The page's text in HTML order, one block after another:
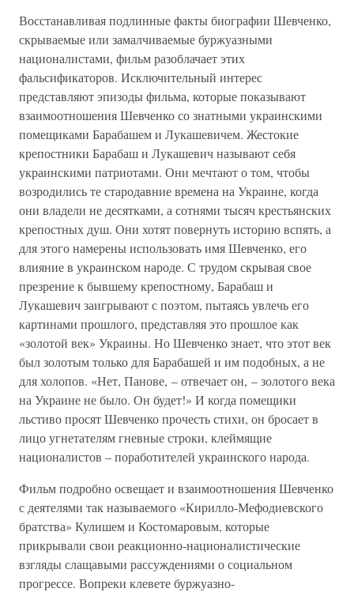
Восстанавливая подлинные факты биографии Шевченко,
скрываемые или замалчиваемые буржуазными
националистами, фильм разоблачает этих
фальсификаторов. Исключительный интерес
представляют эпизоды фильма, которые показывают
взаимоотношения Шевченко со знатными украинскими
помещиками Барабашем и Лукашевичем. Жестокие
крепостники Барабаш и Лукашевич называют себя
украинскими патриотами. Они мечтают о том, чтобы
возродились те стародавние времена на Украине, когда
они владели не десятками, а сотнями тысяч крестьянских
крепостных душ. Они хотят повернуть историю вспять, а
для этого намерены использовать имя Шевченко, его
влияние в украинском народе. С трудом скрывая свое
презрение к бывшему крепостному, Барабаш и
Лукашевич заигрывают с поэтом, пытаясь увлечь его
картинами прошлого, представляя это прошлое как
«золотой век» Украины. Но Шевченко знает, что этот век
был золотым только для Барабашей и им подобных, а не
для холопов. «Нет, Панове, – отвечает он, – золотого века
на Украине не было. Он будет!» И когда помещики
льстиво просят Шевченко прочесть стихи, он бросает в
лицо угнетателям гневные строки, клеймящие
националистов – поработителей украинского народа.
Фильм подробно освещает и взаимоотношения Шевченко
с деятелями так называемого «Кирилло-Мефодиевского
братства» Кулишем и Костомаровым, которые
прикрывали свои реакционно-националистические
взгляды слащавыми рассуждениями о социальном
прогрессе. Вопреки клевете буржуазно-